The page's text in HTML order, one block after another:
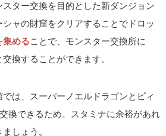
ター交換を目的とした新ダンジョン
ャの財窟をクリアすることでドロッ
集めることで、モンスター交換所に
換することができます。
は、スーパーノエルドラゴンとピィ
換できるため、スタミナに余裕があれ
しょう。